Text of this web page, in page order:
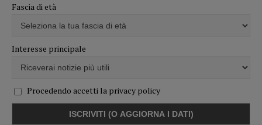
Fascia di età
Interesse principale
Procedendo accetti la privacy policy